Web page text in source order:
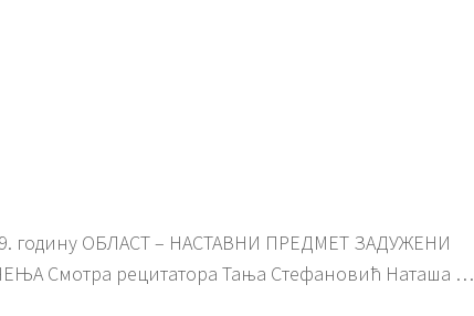
годину ОБЛАСТ – НАСТАВНИ ПРЕДМЕТ ЗАДУЖЕНИ
Смотра рецитатора Тања Стефановић Наташа …